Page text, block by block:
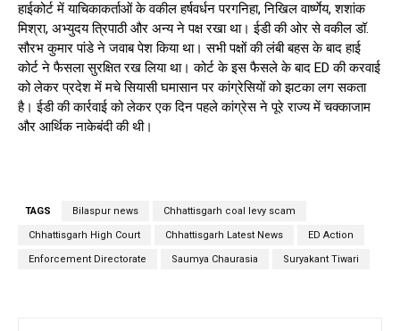
हाईकोर्ट में याचिकाकर्ताओं के वकील हर्षवर्धन परगनिहा, निखिल वार्ष्णेय, शशांक
मिश्रा, अभ्युदय त्रिपाठी और अन्य ने पक्ष रखा था। ईडी की ओर से वकील डॉ.
सौरभ कुमार पांडे ने जवाब पेश किया था। सभी पक्षों की लंबी बहस के बाद हाई
कोर्ट ने फैसला सुरक्षित रख लिया था। कोर्ट के इस फैसले के बाद ED की करवाई
को लेकर प्रदेश में मचे सियासी घमासान पर कांग्रेसियों को झटका लग सकता
है। ईडी की कार्रवाई को लेकर एक दिन पहले कांग्रेस ने पूरे राज्य में चक्काजाम
और आर्थिक नाकेबंदी की थी।
TAGS Bilaspur news Chhattisgarh coal levy scam
Chhattisgarh High Court Chhattisgarh Latest News ED Action
Enforcement Directorate Saumya Chaurasia Suryakant Tiwari